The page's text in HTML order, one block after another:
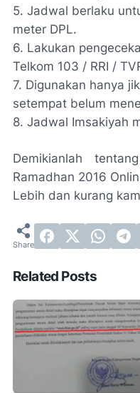
5. Jadwal berlaku
meter DPL.
6. Lakukan
Telkom 103 / RRI /
7. Digunakan hanya
setempat belum
8. Jadwal Imsakiyah
Demikianlah
Ramadhan 2016
Lebih dan kurang
Related Posts